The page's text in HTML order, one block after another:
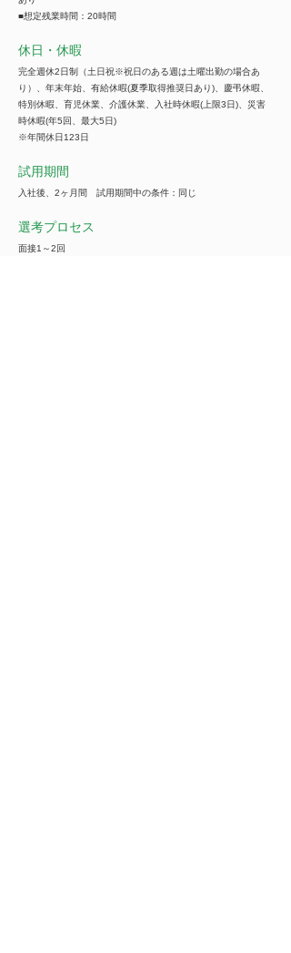
■想定残業時間：20時間
休日・休暇
完全週休2日制（土日祝※祝日のある週は土曜出勤の場合あ
り）、年末年始、有給休暇(夏季取得推奨日あり)、慶弔休暇、
特別休暇、育児休業、介護休業、入社時休暇(上限3日)、災害
時休暇(年5回、最大5日)
※年間休日123日
試用期間
入社後、2ヶ月間 試用期間中の条件：同じ
選考プロセス
面接1～2回